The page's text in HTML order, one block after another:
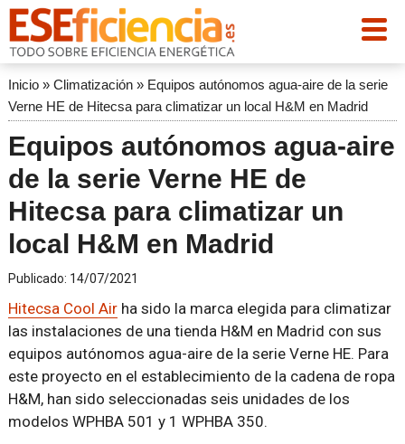
Inicio» Climatización» Equipos autónomos agua-aire de la serie
Verne HE de Hitecsa para climatizar un local H&M en Madrid
Equipos autónomos agua-aire
de la serie Verne HE de
Hitecsa para climatizar un
local H&M en Madrid
Publicado: 14/07/2021
Hitecsa Cool Airha sido la marca elegida para climatizar
las instalaciones de una tienda H&M en Madrid con sus
equipos autónomos agua-aire de la serie Verne HE. Para
este proyecto en el establecimiento de la cadena de ropa
H&M, han sido seleccionadas seis unidades de los
modelos WPHBA 501 y 1 WPHBA 350.